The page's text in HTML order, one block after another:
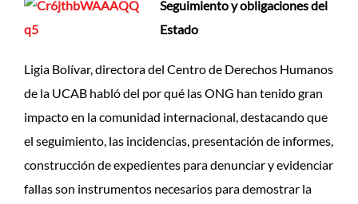
Seguimiento y obligaciones del
Estado
Ligia Bolívar, directora del Centro de Derechos Humanos
de la UCAB habló del por qué las ONG han tenido gran
impacto en la comunidad internacional, destacando que
el seguimiento, las incidencias, presentación de informes,
construcción de expedientes para denunciar y evidenciar
fallas son instrumentos necesarios para demostrar la